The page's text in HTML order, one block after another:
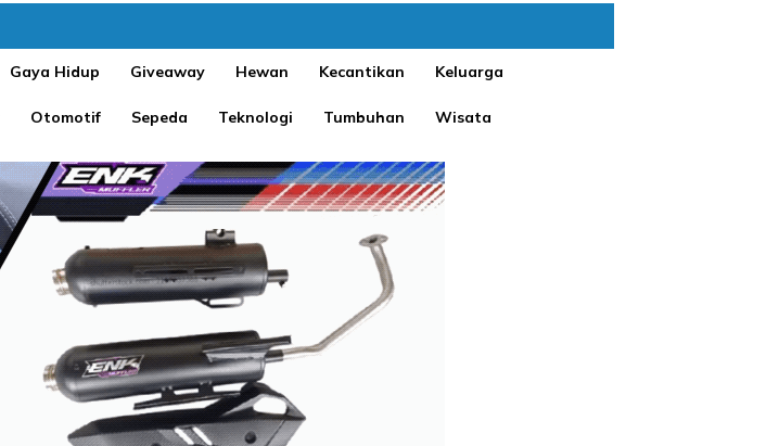
Gaya Hidup Giveaway Hewan Kecantikan Keluarga
Otomotif Sepeda Teknologi Tumbuhan Wisata